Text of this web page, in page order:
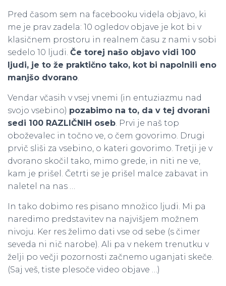
Pred časom sem na facebooku videla objavo, ki
me je prav zadela: 10 ogledov objave je kot bi v
klasičnem prostoru in realnem času z nami v sobi
sedelo 10 ljudi. Če torej našo objavo vidi 100
ljudi, je to že praktično tako, kot bi napolnili eno
manjšo dvorano.
Vendar včasih v vsej vnemi (in entuziazmu nad
svojo vsebino) pozabimo na to, da v tej dvorani
sedi 100 RAZLIČNIH oseb. Prvi je naš top
oboževalec in točno ve, o čem govorimo. Drugi
prvič sliši za vsebino, o kateri govorimo. Tretji je v
dvorano skočil tako, mimo grede, in niti ne ve,
kam je prišel. Četrti se je prišel malce zabavat in
naletel na nas …
In tako dobimo res pisano množico ljudi. Mi pa
naredimo predstavitev na najvišjem možnem
nivoju. Ker res želimo dati vse od sebe (s čimer
seveda ni nič narobe). Ali pa v nekem trenutku v
želji po večji pozornosti začnemo uganjati skeče.
(Saj veš, tiste plesoče video objave …)